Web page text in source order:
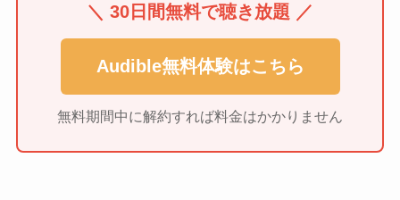
＼ 30日間無料で聴き放題 ／
Audible無料体験はこちら
無料期間中に解約すれば料金はかかりません